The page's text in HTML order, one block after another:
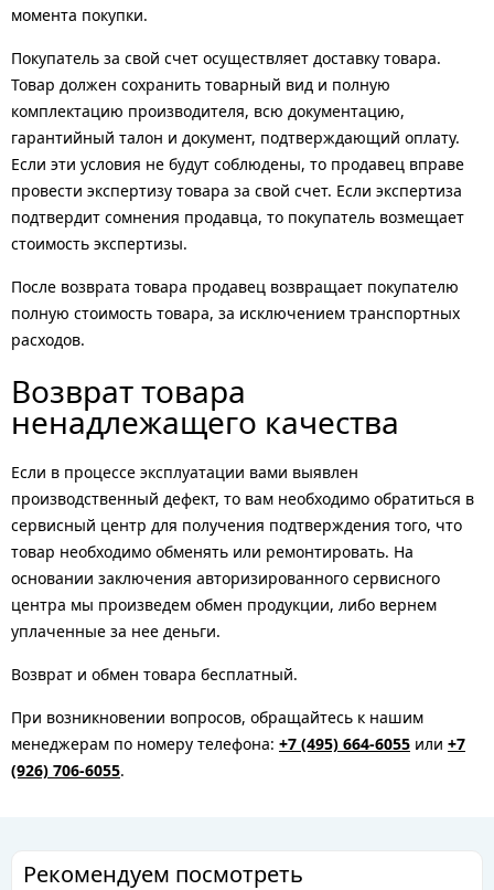
момента покупки.
Покупатель за свой счет осуществляет доставку товара.
Товар должен сохранить товарный вид и полную
комплектацию производителя, всю документацию,
гарантийный талон и документ, подтверждающий оплату.
Если эти условия не будут соблюдены, то продавец вправе
провести экспертизу товара за свой счет. Если экспертиза
подтвердит сомнения продавца, то покупатель возмещает
стоимость экспертизы.
После возврата товара продавец возвращает покупателю
полную стоимость товара, за исключением транспортных
расходов.
Возврат товара
ненадлежащего качества
Если в процессе эксплуатации вами выявлен
производственный дефект, то вам необходимо обратиться в
сервисный центр для получения подтверждения того, что
товар необходимо обменять или ремонтировать. На
основании заключения авторизированного сервисного
центра мы произведем обмен продукции, либо вернем
уплаченные за нее деньги.
Возврат и обмен товара бесплатный.
При возникновении вопросов, обращайтесь к нашим
менеджерам по номеру телефона: +7 (495) 664-6055 или +7
(926) 706-6055.
Рекомендуем посмотреть